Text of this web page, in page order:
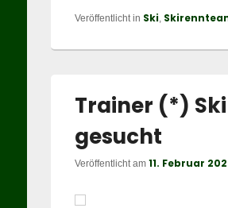
Veröffentlicht in Ski,
Trainer (*)
gesucht
Veröffentlicht am 11. Februar